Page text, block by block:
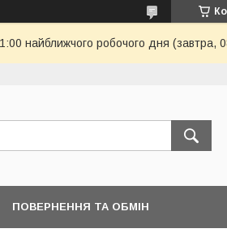
найближчого робочого дня (завтра,
ПОВЕРНЕННЯ ТА ОБМІН